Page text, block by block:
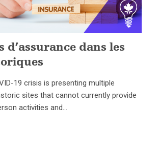
d’assurance dans les
19 crisis is presenting multiple
sites that cannot currently provide
activities and…